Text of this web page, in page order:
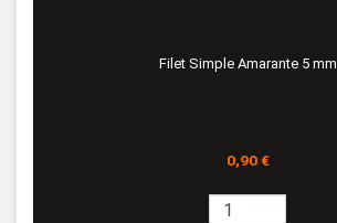
Filet Simple Amarante 5 mm
Prix
0,90 €